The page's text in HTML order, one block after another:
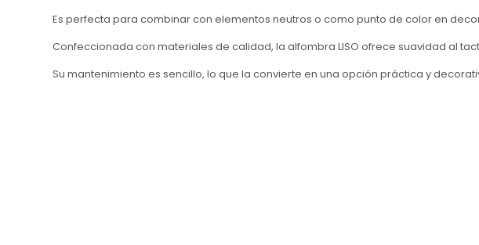
Es perfecta para combinar con elementos neutros o como punto de color en
Confeccionada con materiales de calidad, la alfombra LISO ofrece suavidad al
Su mantenimiento es sencillo, lo que la convierte en una opción práctica y